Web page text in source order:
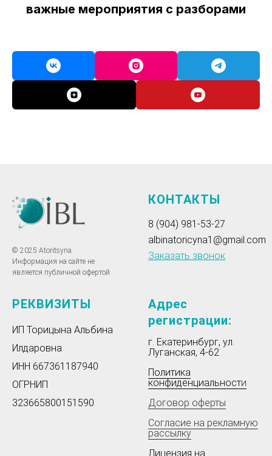
важные мероприятия с разборами
© 2025 Atoritsyna
Информация на сайте не
является публичной офертой
КОНТАКТЫ
8 (904) 981-53-27
albinatoricyna1@gmail.com
Заказать звонок
РЕКВИЗИТЫ
ИП Торицына Альбина
Илдаровна
ИНН 667361187940
ОГРНИП
323665800151590
Адрес
регистрации:
г. Екатеринбург, ул.
Луганская, 4-62
Политика
конфиденциальности
Договор оферты
Согласие на рекламную
рассылку
Лицензия на